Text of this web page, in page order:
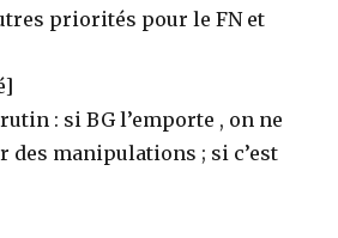
priorités pour le FN et
: si BG l’emporte , on ne
des manipulations ; si c’est